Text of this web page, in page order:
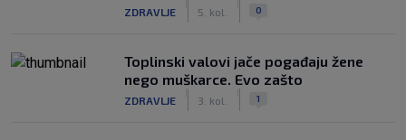
ZDRAVLJE 5. kol. 0
Toplinski valovi jače pogađaju žene
nego muškarce. Evo zašto
ZDRAVLJE 3. kol. 1